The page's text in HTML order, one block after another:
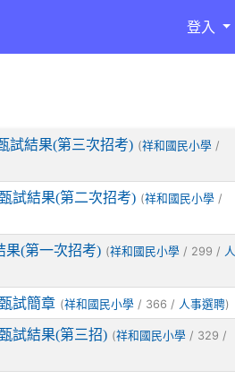
登入
試結果(第三次招考) (祥和國民小學 /
試結果(第二次招考) (祥和國民小學 /
果(第一次招考) (祥和國民小學 / 299 / 人
試簡章 (祥和國民小學 / 366 / 人事選聘)
試結果(第三招) (祥和國民小學 / 329 /